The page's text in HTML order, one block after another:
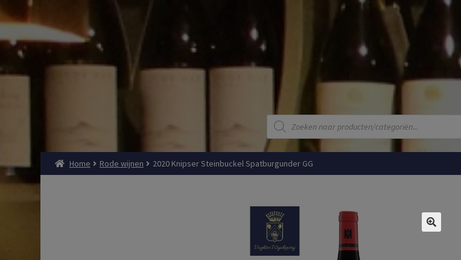
Producten
zoeken
Home Rode wijnen 2020 Knipser Steinbuckel Spatburgunder GG